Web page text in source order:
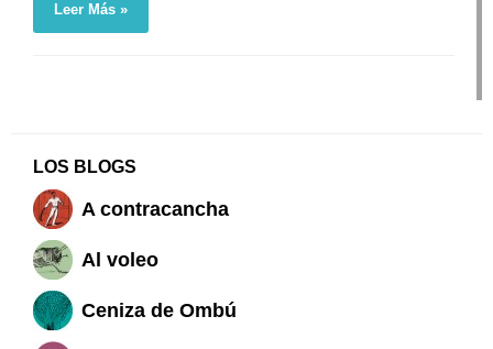
Leer Más »
LOS BLOGS
A contracancha
Al voleo
Ceniza de Ombú